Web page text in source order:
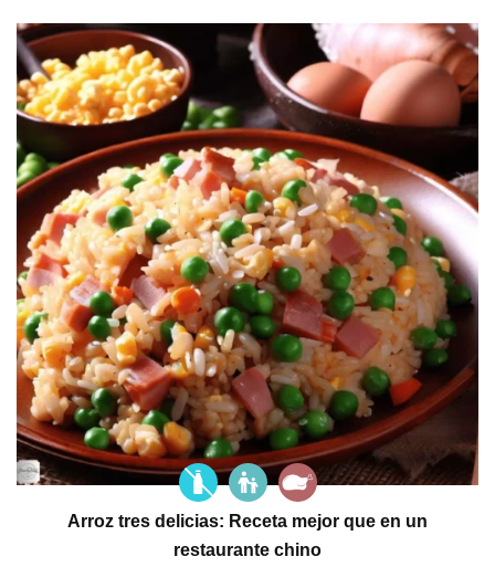
Arroz tres delicias: Receta mejor que en un
restaurante chino